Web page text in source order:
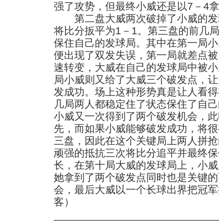
强了攻势，但最终小威还是以7－4
第二盘大威两次破掉了小威的发
将比分扳平为1－1。第三盘的前几
保住自己的发球局。其中在第一局
便出现了双发失误，第一局就差点
速转变，大威在自己的发球局中被
局小威则又给了大威三个破发点，
发成功。场上这种形势真是让人看
几局两人都稳定住了状态保住了自
小威又一次得到了两个破发机会，
先，而如果小威能够破发成功，将
三盘，因此在这个关键局上两人拼
顽强的抵抗三次将比分追平并最终
长，在第十局大威的发球局上，小
她拿到了两个破发点同时也是关键
会，最后大威以一个长球出界把冠
客）